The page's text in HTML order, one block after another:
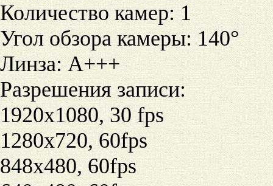
Количество камер: 1
Угол обзора камеры: 140°
Линза: А+++
Разрешения записи:
1920x1080, 30 fps
1280x720, 60fps
848x480, 60fps